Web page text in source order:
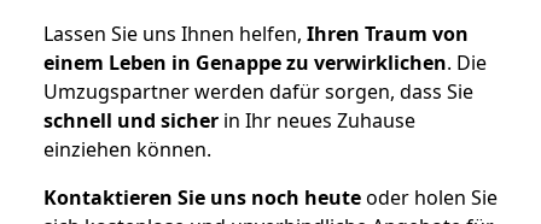
Lassen Sie uns Ihnen helfen, Ihren Traum von
einem Leben in Genappe zu verwirklichen. Die
Umzugspartner werden dafür sorgen, dass Sie
schnell und sicher in Ihr neues Zuhause
einziehen können.
Kontaktieren Sie uns noch heuteoder holen Sie